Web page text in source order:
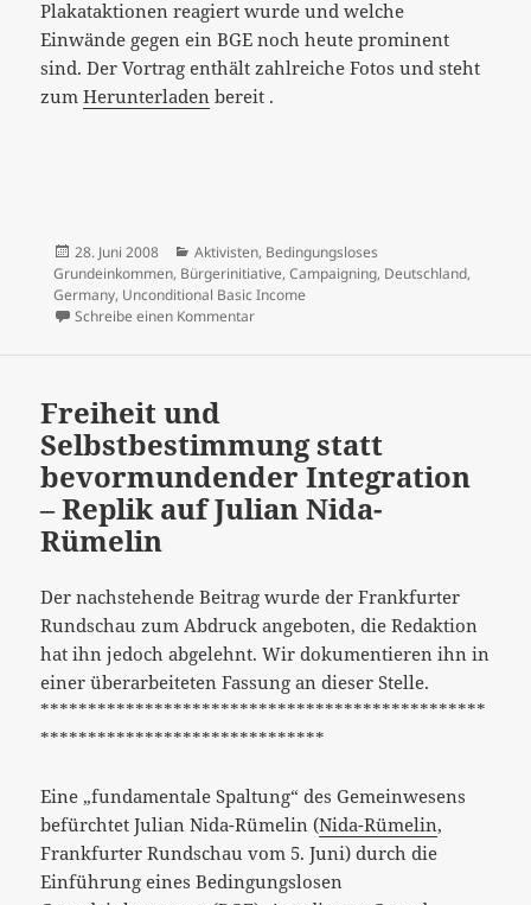
Plakataktionen reagiert wurde und welche
Einwände gegen ein BGE noch heute prominent
sind. Der Vortrag enthält zahlreiche Fotos und steht
zumHerunterladen bereit .
Veröffentlicht
am
28. Juni 2008 Kategorien
Aktivisten, Bedingungsloses
Grundeinkommen, Bürgerinitiative, Campaigning, Deutschland,
Germany, Unconditional Basic Income
Schreibe einen Kommentarzu "Bringing UBI into the National
Freiheit und
Selbstbestimmung statt
bevormundender Integration
– Replik auf Julian Nida-
Rümelin
Der nachstehende Beitrag wurde der Frankfurter
Rundschau zum Abdruck angeboten, die Redaktion
hat ihn jedoch abgelehnt. Wir dokumentieren ihn in
einer überarbeiteten Fassung an dieser Stelle.
***********************************************
******************************
Eine „fundamentale Spaltung“ des Gemeinwesens
befürchtet Julian Nida-Rümelin (Nida-Rümelin,
Frankfurter Rundschau vom 5. Juni) durch die
Einführung eines Bedingungslosen